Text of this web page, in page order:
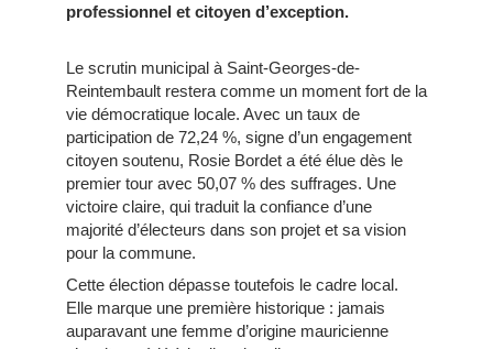
professionnel et citoyen d’exception.
Le scrutin municipal à Saint-Georges-de-
Reintembault restera comme un moment fort de la
vie démocratique locale. Avec un taux de
participation de 72,24 %, signe d’un engagement
citoyen soutenu, Rosie Bordet a été élue dès le
premier tour avec 50,07 % des suffrages. Une
victoire claire, qui traduit la confiance d’une
majorité d’électeurs dans son projet et sa vision
pour la commune.
Cette élection dépasse toutefois le cadre local.
Elle marque une première historique : jamais
auparavant une femme d’origine mauricienne